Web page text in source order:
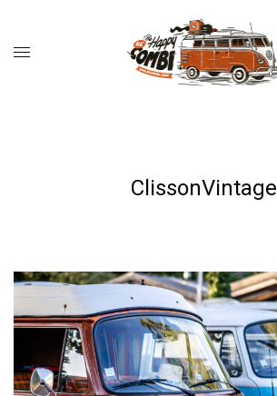
ClissonVintage